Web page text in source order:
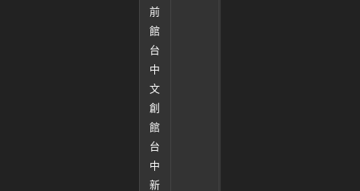
前
館
台
中
文
創
館
台
中
新